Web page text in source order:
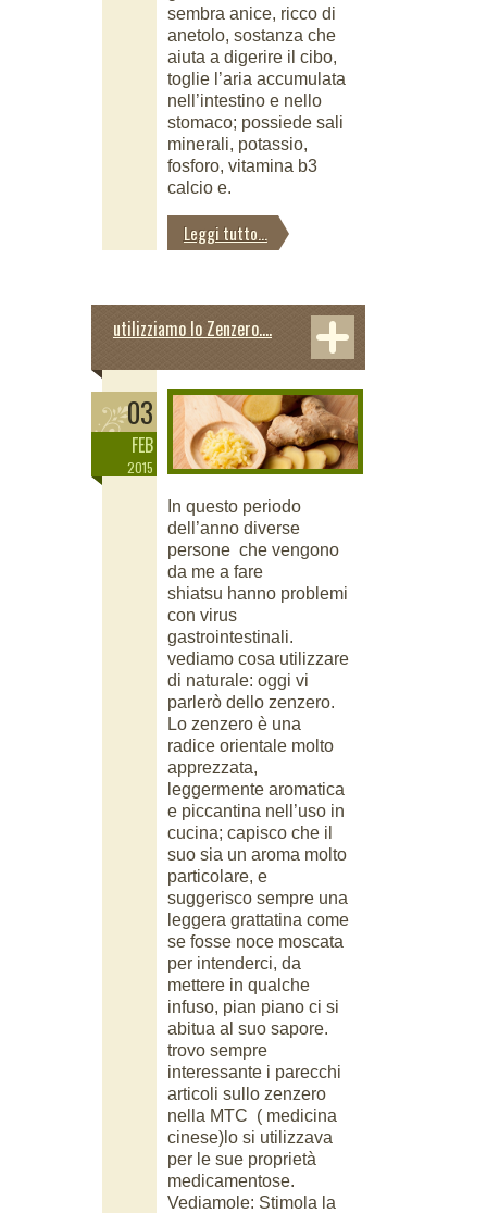
sembra anice, ricco di
anetolo, sostanza che
aiuta a digerire il cibo,
toglie l’aria accumulata
nell’intestino e nello
stomaco; possiede sali
minerali, potassio,
fosforo, vitamina b3
calcio e.
Leggi tutto...
utilizziamo lo Zenzero….
03
FEB
2015
In questo periodo
dell’anno diverse
persone che vengono
da me a fare
shiatsu hanno problemi
con virus
gastrointestinali.
vediamo cosa utilizzare
di naturale: oggi vi
parlerò dello zenzero.
Lo zenzero è una
radice orientale molto
apprezzata,
leggermente aromatica
e piccantina nell’uso in
cucina; capisco che il
suo sia un aroma molto
particolare, e
suggerisco sempre una
leggera grattatina come
se fosse noce moscata
per intenderci, da
mettere in qualche
infuso, pian piano ci si
abitua al suo sapore.
trovo sempre
interessante i parecchi
articoli sullo zenzero
nella MTC ( medicina
cinese)lo si utilizzava
per le sue proprietà
medicamentose.
Vediamole: Stimola la